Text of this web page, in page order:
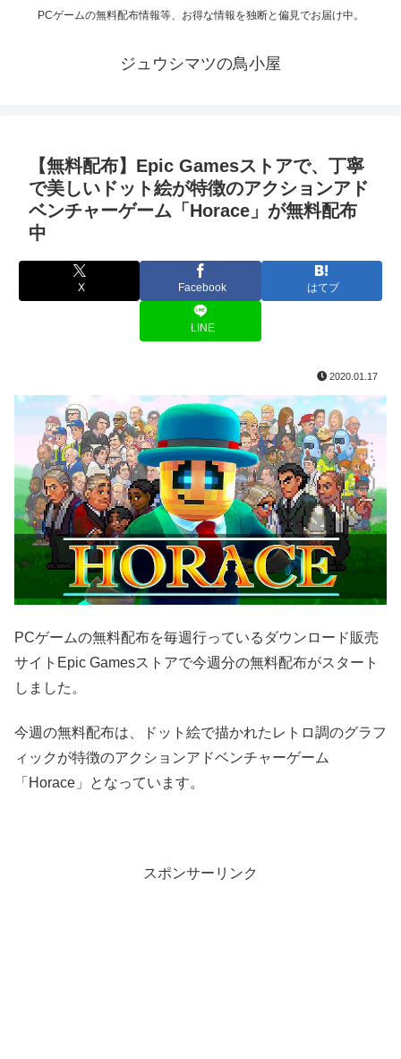
PCゲームの無料配布情報等、お得な情報を独断と偏見でお届け中。
ジュウシマツの鳥小屋
【無料配布】Epic Gamesストアで、丁寧
で美しいドット絵が特徴のアクションアド
ベンチャーゲーム「Horace」が無料配布
中
X Facebook はてブ
LINE
2020.01.17
PCゲームの無料配布を毎週行っているダウンロード販売
サイトEpic Gamesストアで今週分の無料配布がスタート
しました。
今週の無料配布は、ドット絵で描かれたレトロ調のグラフ
ィックが特徴のアクションアドベンチャーゲーム
「Horace」となっています。
スポンサーリンク